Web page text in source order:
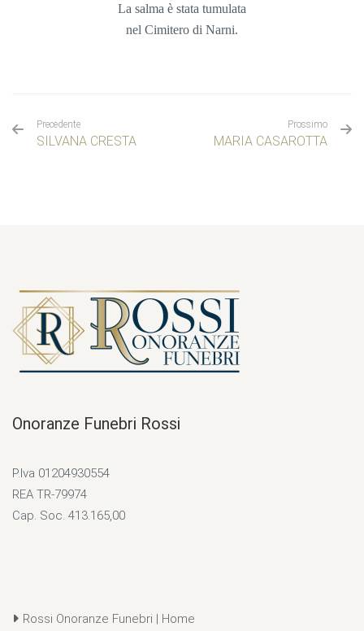
La salma è stata tumulata
nel Cimitero di Narni.
Precedente
SILVANA CRESTA
Prossimo
MARIA CASAROTTA
Onoranze Funebri Rossi
P.Iva 01204930554
REA TR-79974
Cap. Soc. 413.165,00
Rossi Onoranze Funebri | Home